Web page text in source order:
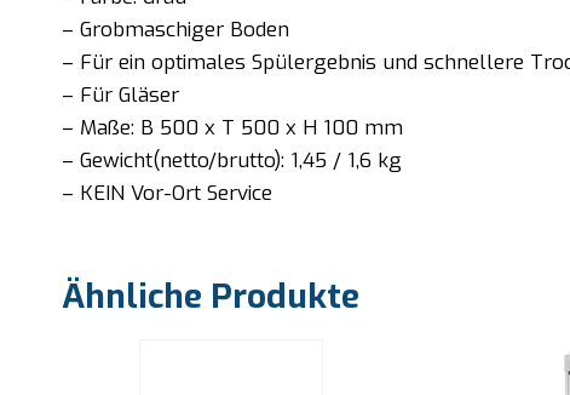
– Grobmaschiger Boden
– Für ein optimales Spülergebnis und schnellere
– Für Gläser
– Maße: B 500 x T 500 x H 100 mm
– Gewicht(netto/brutto): 1,45 / 1,6 kg
– KEIN Vor-Ort Service
Ähnliche Produkte